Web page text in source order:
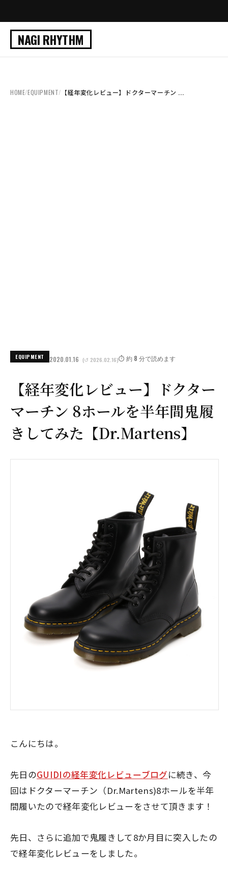
NAGI RHYTHM
HOME/EQUIPMENT/ 【経年変化レビュー】ドクターマーチン ...
EQUIPMENT 2020.01.16 (↺ 2026.02.16)⏱️ 約 8 分で読めます
【経年変化レビュー】ドクター
マーチン 8ホールを半年間鬼履
きしてみた【Dr.Martens】
こんにちは。
先日のGUIDIの経年変化レビューブログに続き、今
回はドクターマーチン（Dr.Martens)8ホールを半年
間履いたので経年変化レビューをさせて頂きます！
先日、さらに追加で鬼履きして8か月目に突入したの
で経年変化レビューをしました。